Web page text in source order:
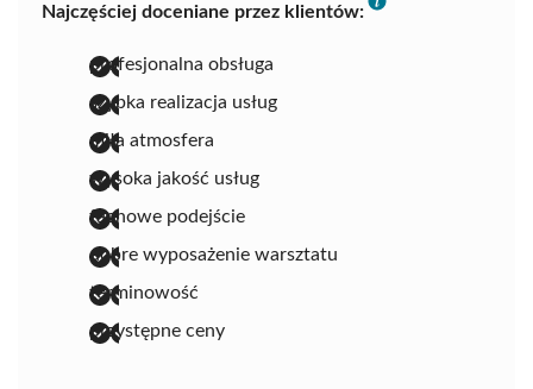
Najczęściej doceniane przez klientów:
profesjonalna obsługa
szybka realizacja usług
miła atmosfera
wysoka jakość usług
fachowe podejście
dobre wyposażenie warsztatu
terminowość
przystępne ceny